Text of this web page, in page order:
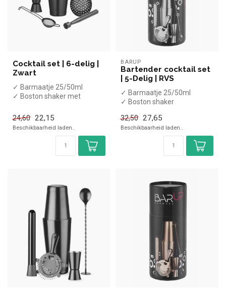
Cocktail set | 6-delig |
Zwart
✓ Barmaatje 25/50ml
✓ Boston shaker met
✓ Muddler/stamper
✓ Barzeefje...
24,60 22,15
Beschikbaarheid laden..
BARUP
Bartender cocktail set
| 5-Delig | RVS
✓ Barmaatje 25/50ml
✓ Boston shaker
✓ Hawthorne cocktail st...
32,50 27,65
Beschikbaarheid laden..